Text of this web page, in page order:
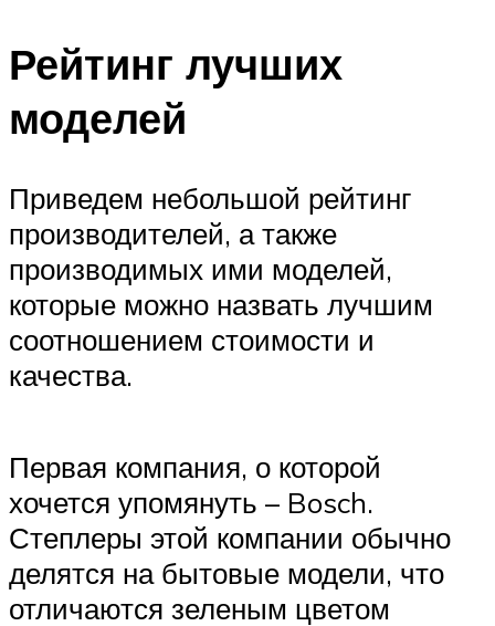
Рейтинг лучших
моделей
Приведем небольшой рейтинг
производителей, а также
производимых ими моделей,
которые можно назвать лучшим
соотношением стоимости и
качества.
Первая компания, о которой
хочется упомянуть – Bosch.
Степлеры этой компании обычно
делятся на бытовые модели, что
отличаются зеленым цветом